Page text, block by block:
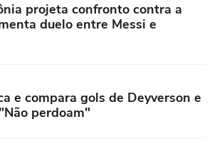
projeta confronto contra a
duelo entre Messi e
e compara gols de Deyverson e
perdoam"